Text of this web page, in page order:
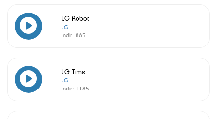
LG Robot
LG
İndir: 865
LG Time
LG
İndir: 1185